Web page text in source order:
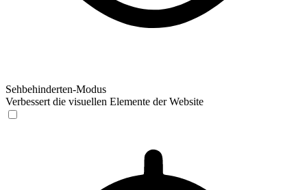
Sehbehinderten-Modus
Verbessert die visuellen Elemente der Website